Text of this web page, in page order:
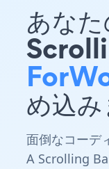
あな
め込み
面倒なコーデ
A Scrolling